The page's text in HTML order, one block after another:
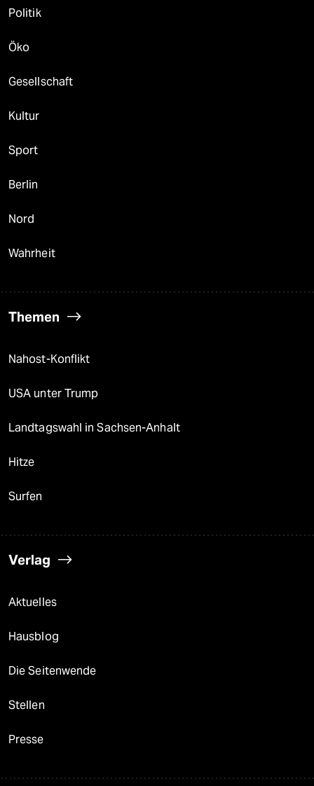
Politik
Öko
Gesellschaft
Kultur
Sport
Berlin
Nord
Wahrheit
Themen
Nahost-Konflikt
USA unter Trump
Landtagswahl in Sachsen-Anhalt
Hitze
Surfen
Verlag
Aktuelles
Hausblog
Die Seitenwende
Stellen
Presse